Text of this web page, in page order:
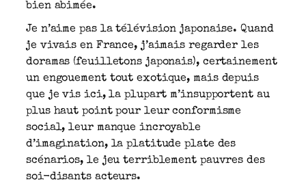
bien abimée.
Je n’aime pas la télévision japonaise. Quand
je vivais en France, j’aimais regarder les
doramas (feuilletons japonais), certainement
un engouement tout exotique, mais depuis
que je vis ici, la plupart m’insupportent au
plus haut point pour leur conformisme
social, leur manque incroyable
d’imagination, la platitude plate des
scénarios, le jeu terriblement pauvres des
soi-disants acteurs.